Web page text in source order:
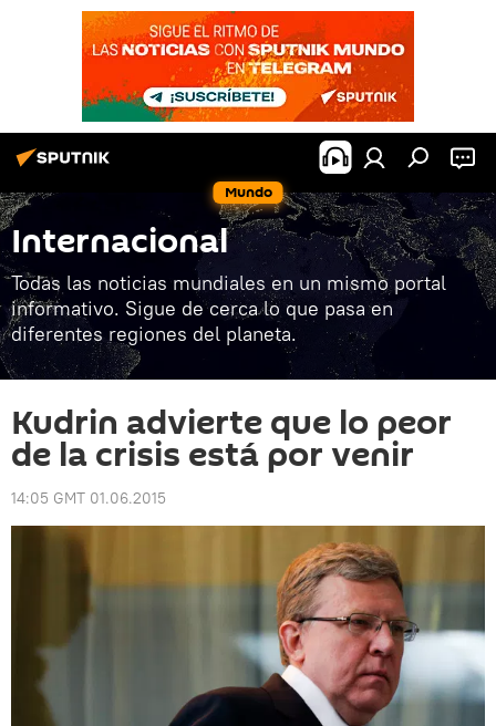
Mundo
Internacional
Todas las noticias mundiales en un mismo portal
informativo. Sigue de cerca lo que pasa en
diferentes regiones del planeta.
Kudrin advierte que lo peor
de la crisis está por venir
14:05 GMT 01.06.2015